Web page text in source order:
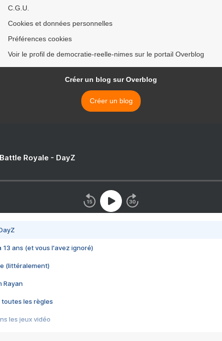
C.G.U.
Cookies et données personnelles
Préférences cookies
Voir le profil de democratie-reelle-nimes sur le portail Overblog
Créer un blog sur Overblog
Créer un blog
Royale - DayZ
13 ans (et vous l'avez ignoré)
(littéralement)
Rayan
toutes les règles
les jeux vidéo